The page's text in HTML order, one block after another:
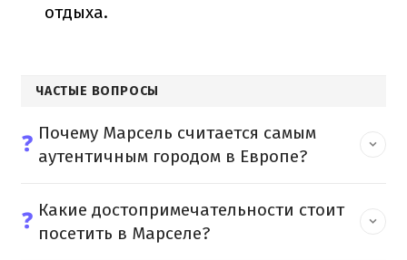
отдыха.
ЧАСТЫЕ ВОПРОСЫ
❓ Почему Марсель считается самым
аутентичным городом в Европе?
❓ Какие достопримечательности стоит
посетить в Марселе?